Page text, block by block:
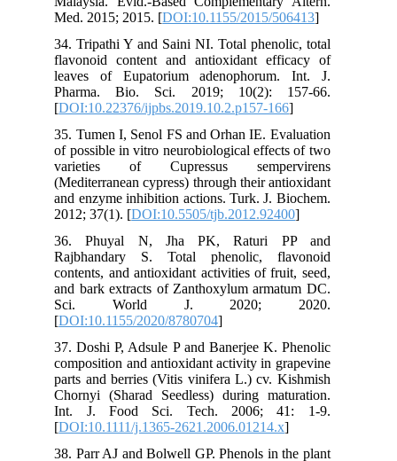
Med. 2015; 2015. [DOI:10.1155/2015/506413
34. Tripathi Y and Saini NI. Total phenolic, total
flavonoid content and antioxidant efficacy of
leaves of Eupatorium adenophorum. Int. J.
Pharma. Bio. Sci. 2019; 10(2): 157-66.
[DOI:10.22376/ijpbs.2019.10.2.p157-166
35. Tumen I, Senol FS and Orhan IE. Evaluation
of possible in vitro neurobiological effects of two
varieties of Cupressus sempervirens
(Mediterranean cypress) through their antioxidant
and enzyme inhibition actions. Turk. J. Biochem.
2012; 37(1). [DOI:10.5505/tjb.2012.92400
36. Phuyal N, Jha PK, Raturi PP and
Rajbhandary S. Total phenolic, flavonoid
contents, and antioxidant activities of fruit, seed,
and bark extracts of Zanthoxylum armatum DC.
Sci. World J. 2020; 2020.
[DOI:10.1155/2020/8780704
37. Doshi P, Adsule P and Banerjee K. Phenolic
composition and antioxidant activity in grapevine
parts and berries (Vitis vinifera L.) cv. Kishmish
Chornyi (Sharad Seedless) during maturation.
Int. J. Food Sci. Tech. 2006; 41: 1-9.
[DOI:10.1111/j.1365-2621.2006.01214.x
38. Parr AJ and Bolwell GP. Phenols in the plant